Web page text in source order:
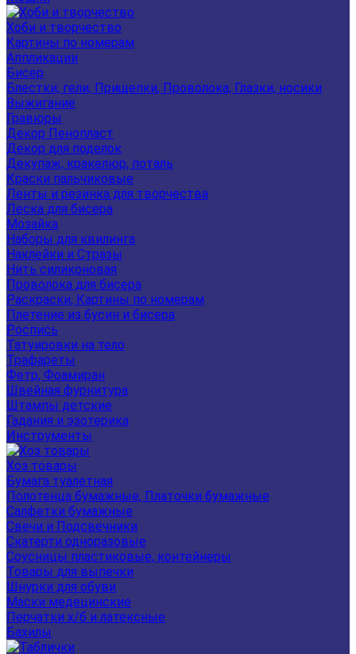
Хоби и творчество
Картины по номерам
Аппликации
Бисер
Блестки, гели, Прищепки, Проволока, Глазки, носики
Выжигание
Гравюры
Декор Пенопласт
Декор для поделок
Декупаж, кракелюр, поталь
Краски пальчиковые
Ленты и резинка для творчества
Леска для бисера
Мозайка
Наборы для квилинга
Наклейки и Стразы
Нить силиконовая
Проволока для бисера
Раскраски, Картины по номерам
Плетение из бусин и бисера
Роспись
Татуировки на тело
Трафареты
Фетр, Фоамиран
Швейная фурнитура
Штампы детские
Гадания и эзотерика
Инструменты
Хоз товары
Бумага туалетная
Полотенца бумажные, Платочки бумажные
Салфетки бумажные
Свечи и Подсвечники
Скатерти одноразовые
Соусницы пластиковые, контейнеры
Товары для выпечки
Шнурки для обуви
Маски медецинские
Перчатки х/б и латексные
Бахилы